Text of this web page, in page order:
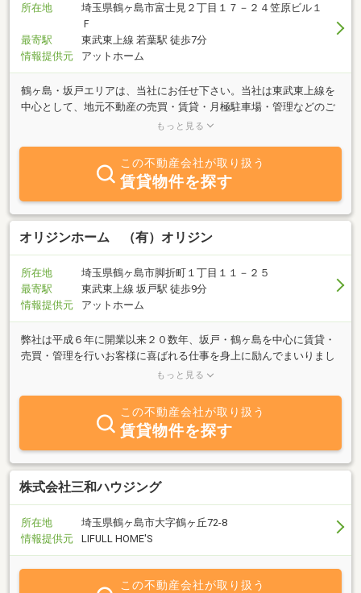
所在地
埼玉県鶴ヶ島市富士見２丁目１７－２４笠原ビル１
Ｆ
最寄駅
東武東上線 若葉駅 徒歩7分
情報提供元
アットホーム
鶴ヶ島・坂戸エリアは、当社にお任せ下さい。当社は東武東上線を
中心として、地元不動産の売買・賃貸・月極駐車場・管理などのご
紹介を主な業務内容とする会社です。学生さんからファミリー向け
さい。お客様のご来店心よりお待ちしております。
もっと見る
この不動産会社が取り扱う
賃貸物件を探す
オリジンホーム （有）オリジン
所在地
埼玉県鶴ヶ島市脚折町１丁目１１－２５
最寄駅
東武東上線 坂戸駅 徒歩9分
情報提供元
アットホーム
弊社は平成６年に開業以来２０数年、坂戸・鶴ヶ島を中心に賃貸・
売買・管理を行いお客様に喜ばれる仕事を身上に励んでまいりまし
た。また不動産を売る時・買う時・借りる時・貸す時にお客様に十
も殆どありませんし、お取引いただきましたお客様のリピートや新
しいお客様のご紹介等も多数いただいております。ご来店のお客様
に対しては豊富な経験からのアドバイザー又はパートナーとして親
身になってご相談に応じております。不動産の事は何でも弊社にお
任せ下さい。お客様のご来店・お電話・メールでの問い合わせを心
よりお待ちしております。
もっと見る
この不動産会社が取り扱う
賃貸物件を探す
株式会社三和ハウジング
所在地
埼玉県鶴ヶ島市大字鶴ヶ丘72-8
情報提供元
LIFULL HOME'S
この不動産会社が取り扱う